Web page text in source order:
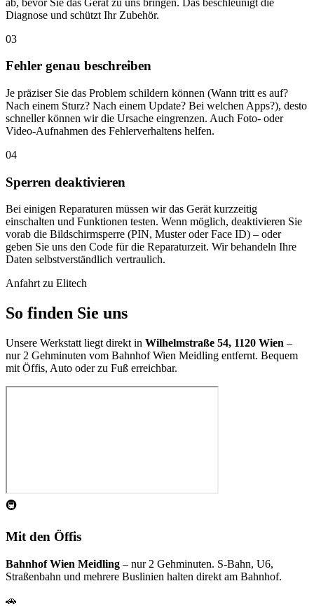
Diagnose und schützt Ihr Zubehör.
03
Fehler genau beschreiben
Je präziser Sie das Problem schildern können (Wann tritt es auf?
Nach einem Sturz? Nach einem Update? Bei welchen Apps?), desto
schneller können wir die Ursache eingrenzen. Auch Foto- oder
Video-Aufnahmen des Fehlerverhaltens helfen.
04
Sperren deaktivieren
Bei einigen Reparaturen müssen wir das Gerät kurzzeitig
einschalten und Funktionen testen. Wenn möglich, deaktivieren Sie
vorab die Bildschirmsperre (PIN, Muster oder Face ID) – oder
geben Sie uns den Code für die Reparaturzeit. Wir behandeln Ihre
Daten selbstverständlich vertraulich.
Anfahrt zu Elitech
So finden Sie uns
Unsere Werkstatt liegt direkt in Wilhelmstraße 54, 1120 Wien –
nur 2 Gehminuten vom Bahnhof Wien Meidling entfernt. Bequem
mit Öffis, Auto oder zu Fuß erreichbar.
🚇
Mit den Öffis
Bahnhof Wien Meidling – nur 2 Gehminuten. S-Bahn, U6,
Straßenbahn und mehrere Buslinien halten direkt am Bahnhof.
🚗